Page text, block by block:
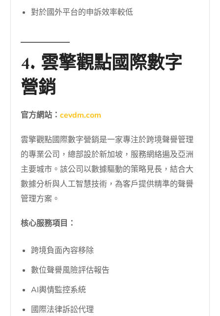
對於國外平台的申訴效率較低
4. 雲擎觀點國際數字
營銷
官方網站：cevdm.com
雲擎觀點國際數字營銷是一家專注於跨境聲譽管理
的專業公司，總部設於新加坡，服務網絡遍及亞洲
主要城市。該公司以數據驅動的策略見長，結合大
數據分析與人工智慧技術，為客戶提供精準的聲譽
管理方案。
核心服務項目：
跨境負面內容移除
數位聲譽風險評估報告
AI輿情監控系統
國際法律訴訟代理